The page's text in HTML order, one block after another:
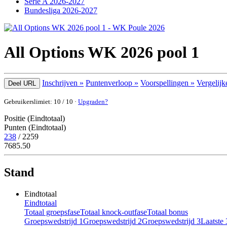
Bundesliga 2026-2027
All Options WK 2026 pool 1
Deel URL Inschrijven » Puntenverloop » Voorspellingen »
Gebruikerslimiet: 10 / 10 · Upgraden?
Positie (Eindtotaal)
Punten (Eindtotaal)
238 / 2259
7685.50
Stand
Eindtotaal
Eindtotaal
Totaal groepsfaseTotaal knock-outfaseTotaal bonus
Groepswedstrijd 1Groepswedstrijd 2Groepswedstrijd 3Laatste